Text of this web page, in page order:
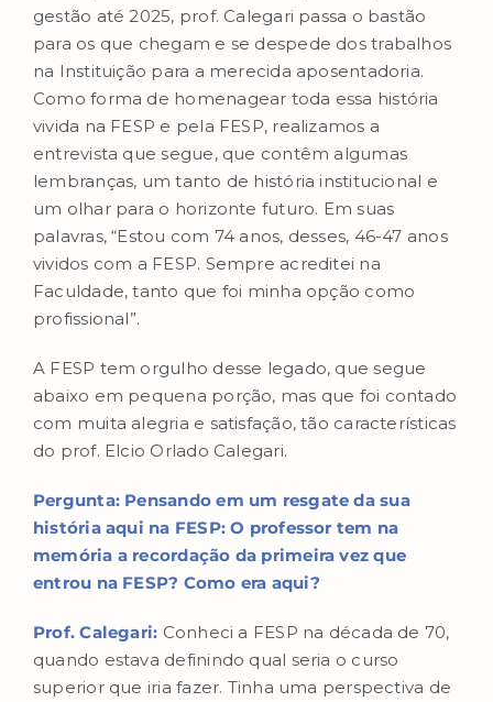
gestão até 2025, prof. Calegari passa o bastão
para os que chegam e se despede dos trabalhos
na Instituição para a merecida aposentadoria.
Como forma de homenagear toda essa história
vivida na FESP e pela FESP, realizamos a
entrevista que segue, que contêm algumas
lembranças, um tanto de história institucional e
um olhar para o horizonte futuro. Em suas
palavras, “Estou com 74 anos, desses, 46-47 anos
vividos com a FESP. Sempre acreditei na
Faculdade, tanto que foi minha opção como
profissional”.
A FESP tem orgulho desse legado, que segue
abaixo em pequena porção, mas que foi contado
com muita alegria e satisfação, tão características
do prof. Elcio Orlado Calegari.
Pergunta: Pensando em um resgate da sua
história aqui na FESP: O professor tem na
memória a recordação da primeira vez que
entrou na FESP? Como era aqui?
Prof. Calegari: Conheci a FESP na década de 70,
quando estava definindo qual seria o curso
superior que iria fazer. Tinha uma perspectiva de